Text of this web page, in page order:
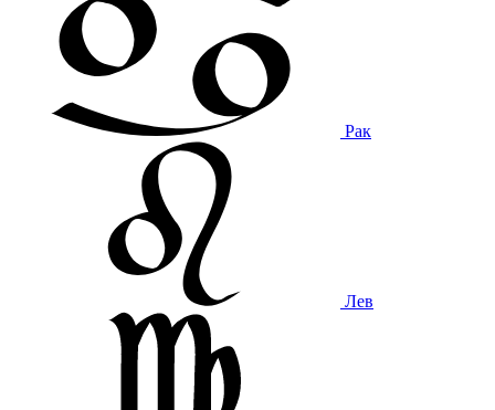
Рак
Лев